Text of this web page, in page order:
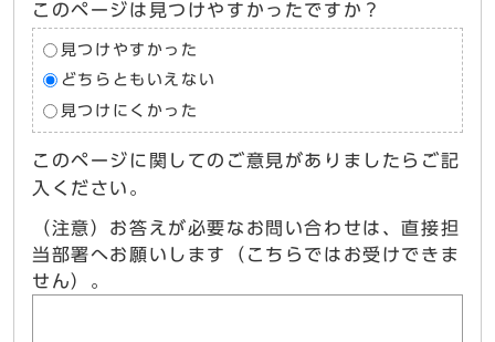
このページは見つけやすかったですか？
見つけやすかった
どちらともいえない
見つけにくかった
このページに関してのご意見がありましたらご記
入ください。
（注意）お答えが必要なお問い合わせは、直接担
当部署へお願いします（こちらではお受けできま
せん）。